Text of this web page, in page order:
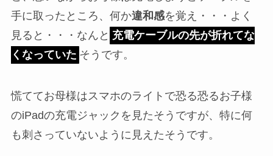
手に取ったところ、何か違和感を覚え・・・よく
見ると・・・なんと 充電ケーブルの先が折れてな
くなっていた そうです。
慌ててお母様はスマホのライトで恐る恐るお子様
のiPadの充電ジャックを見たそうですが、特に何
も刺さっていないように見えたそうです。